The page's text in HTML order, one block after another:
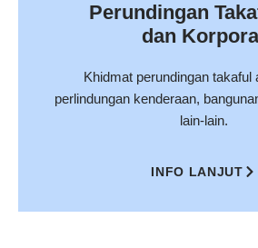
Perundingan
dan
Khidmat perundingan takaful
perlindungan kenderaan,
lain-lain.
INFO LANJUT